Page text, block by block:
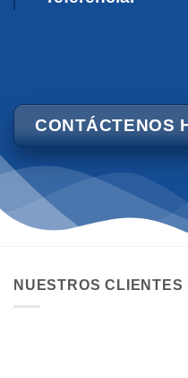
CONTÁCTENOS
NUESTROS CLIENTES